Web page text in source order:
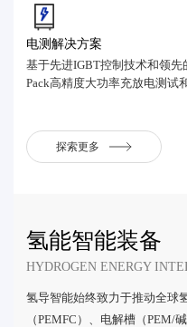
电测解决方案
基于先进IGBT控制技术和领先
Pack高精度大功率充放电测试
探索更多
氢能智能装备
HYDROGEN ENERGY
氢导智能始终致力于推动全球
（PEMFC）、电解槽（PEM/